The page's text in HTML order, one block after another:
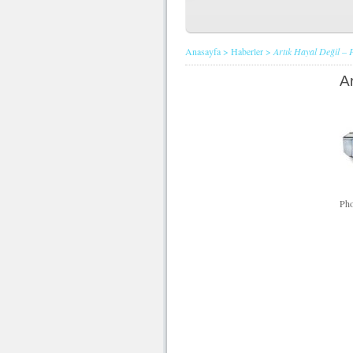
Anasayfa> Haberler> Artık Hayal Değil –